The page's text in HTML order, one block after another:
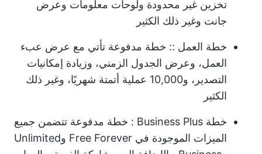
تخزين غير محدودة ولوحات معلومات وعرض
جانت وغير ذلك الكثير
خطة العمل :: خطة مدفوعة تأتي مع عرض عبء
العمل، وعرض الجدول الزمني، وزيادة إمكانيات
التصدير، و10,000 عملية أتمتة شهريًا، وغير ذلك
الكثير
خطة Business Plus
: خطة مدفوعة تتضمن جميع
الميزات الموجودة في Free Forever وUnlimited